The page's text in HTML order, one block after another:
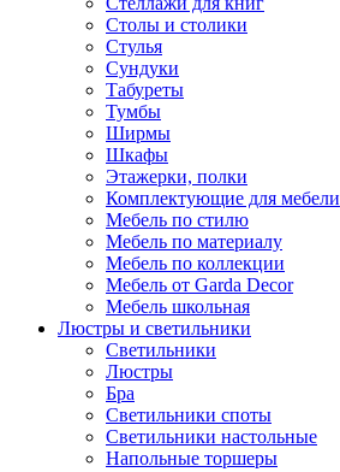
Столы и столики
Стулья
Сундуки
Табуреты
Тумбы
Ширмы
Шкафы
Этажерки, полки
Комплектующие для мебели
Мебель по стилю
Мебель по материалу
Мебель по коллекции
Мебель от Garda Decor
Мебель школьная
Люстры и светильники
Светильники
Люстры
Бра
Светильники споты
Светильники настольные
Напольные торшеры